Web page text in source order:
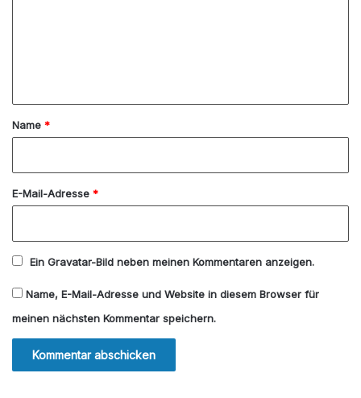
a
Name *
E-Mail-Adresse *
Ein Gravatar-Bild neben meinen Kommentaren anzeigen.
Name, E-Mail-Adresse und Website in diesem Browser für
meinen nächsten Kommentar speichern.